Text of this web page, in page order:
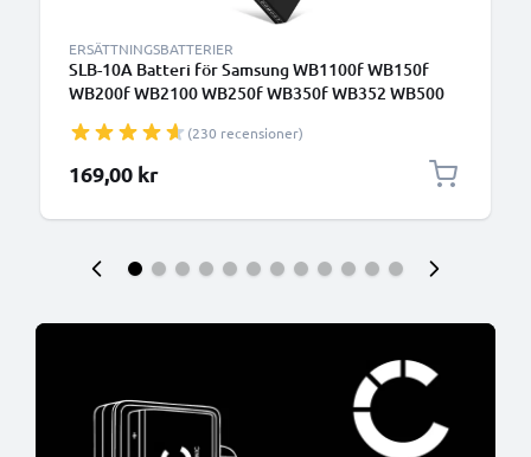
ERSÄTTNINGSBATTERIER
SLB-10A Batteri för Samsung WB1100f WB150f
WB200f WB2100 WB250f WB350f WB352 WB500
1050mAh Kamera-ersättningsbatteri med lång
batteritid
(230 recensioner)
169,00 kr